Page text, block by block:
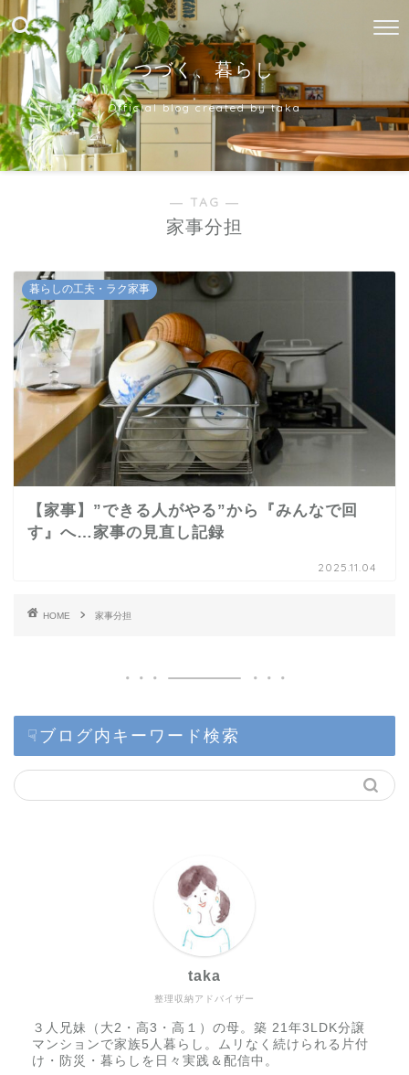
つづく、暮らし
Official blog created by taka
― TAG ―
家事分担
暮らしの工夫・ラク家事
【家事】”できる人がやる”から『みんなで回
す』へ…家事の見直し記録
2025.11.04
HOME 家事分担
☟ブログ内キーワード検索
整理収納アドバイザー
taka
３人兄妹（大2・高3・高１）の母。築 21年3LDK分譲
マンションで家族5人暮らし。ムリなく続けられる片付
け・防災・暮らしを日々実践＆配信中。